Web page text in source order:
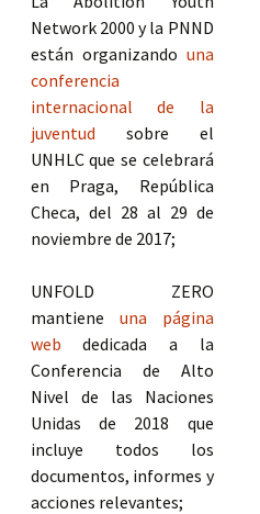
Network 2000 y la PNND
están organizando una
conferencia
internacional de la
juventud sobre el
UNHLC que se celebrará
en Praga, República
Checa, del 28 al 29 de
noviembre de 2017;
UNFOLD ZERO
mantiene una página
webdedicada a la
Conferencia de Alto
Nivel de las Naciones
Unidas de 2018 que
incluye todos los
documentos, informes y
acciones relevantes;